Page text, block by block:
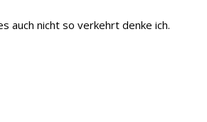
auch nicht so verkehrt denke ich.